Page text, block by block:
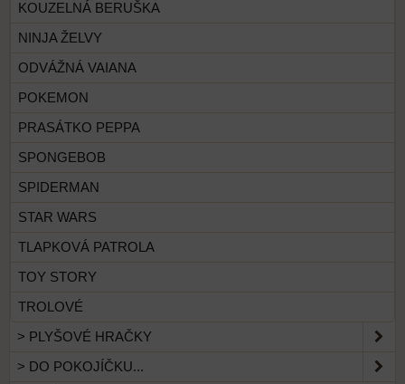
KOUZELNÁ BERUŠKA
NINJA ŽELVY
ODVÁŽNÁ VAIANA
POKEMON
PRASÁTKO PEPPA
SPONGEBOB
SPIDERMAN
STAR WARS
TLAPKOVÁ PATROLA
TOY STORY
TROLOVÉ
> PLYŠOVÉ HRAČKY
> DO POKOJÍČKU...